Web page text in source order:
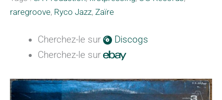
raregroove, Ryco Jazz, Zaïre
Cherchez-le sur
Discogs
Cherchez-le sur